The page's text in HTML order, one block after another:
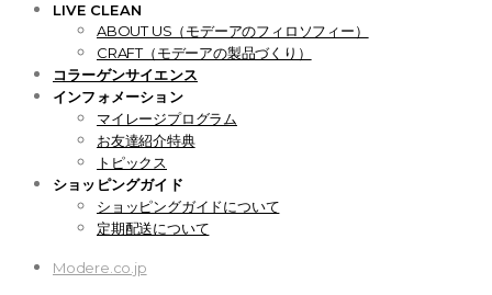
LIVE CLEAN
ABOUT US（モデーアのフィロソフィー）
CRAFT（モデーアの製品づくり）
コラーゲンサイエンス
インフォメーション
マイレージプログラム
お友達紹介特典
トピックス
ショッピングガイド
ショッピングガイドについて
定期配送について
Modere.co.jp